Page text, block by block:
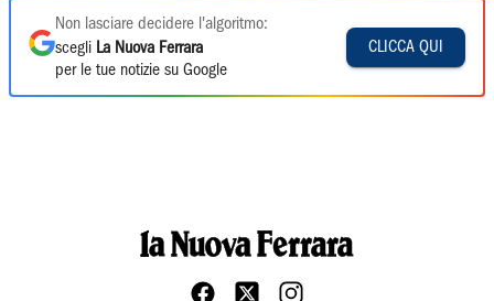
Non lasciare decidere l'algoritmo:
scegli La Nuova Ferrara
per le tue notizie su Google
CLICCA QUI